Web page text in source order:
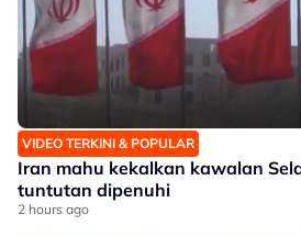
VIDEO TERKINI & POPULAR
Iran mahu kekalkan kawalan
tuntutan dipenuhi
2 hours ago